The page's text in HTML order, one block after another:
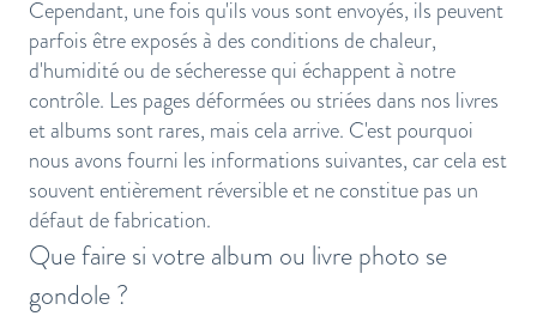
Cependant, une fois qu'ils vous sont envoyés, ils peuvent
parfois être exposés à des conditions de chaleur,
d'humidité ou de sécheresse qui échappent à notre
contrôle. Les pages déformées ou striées dans nos livres
et albums sont rares, mais cela arrive. C'est pourquoi
nous avons fourni les informations suivantes, car cela est
souvent entièrement réversible et ne constitue pas un
défaut de fabrication.
Que faire si votre album ou livre photo se
gondole ?